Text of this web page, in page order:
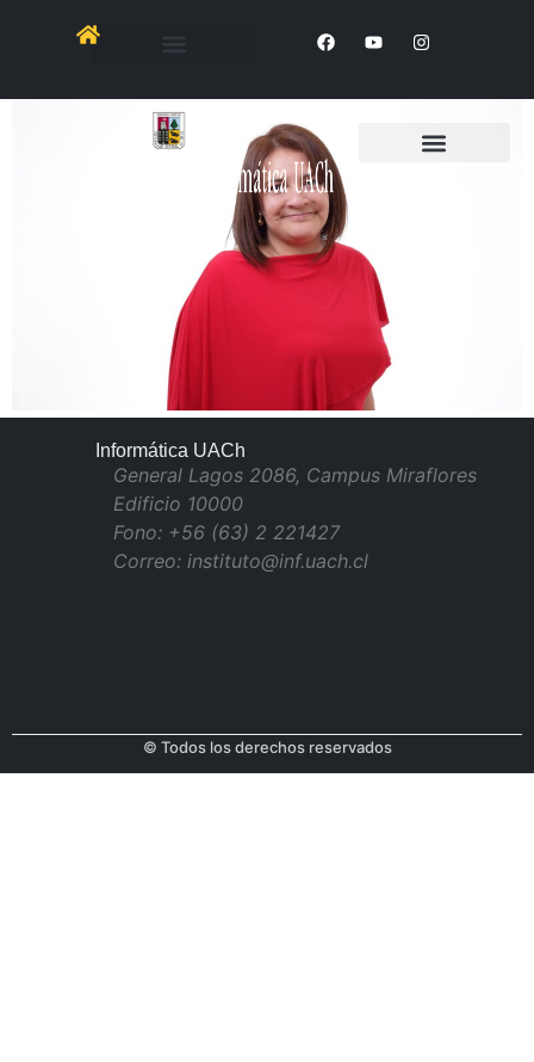
Walkiria Gallegos Fester
Informática UACh
General Lagos 2086, Campus Miraflores
Edificio 10000
Fono: +56 (63) 2 221427
Correo: instituto@inf.uach.cl
© Todos los derechos reservados